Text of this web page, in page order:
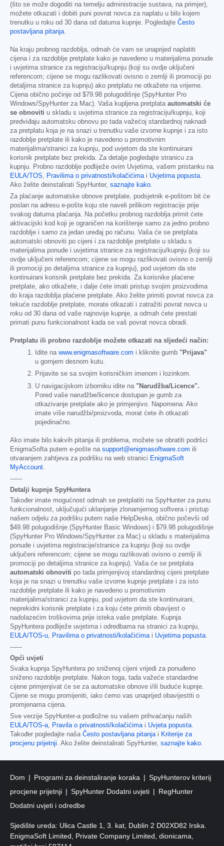
(što se može dogoditi na temelju administracije sustava, na primjer),
možete otkazati i dobiti puni povrat novca za naplatu u bilo kojem
trenutku u roku od 30 dana od datuma kupnje. Pogledajte Često
postavljana pitanja.
Na kraju probnog razdoblja, odmah će vam se unaprijed naplatiti
cijena i za razdoblje pretplate kako je navedeno u materijalima ponude
i uvjetima stranice za registraciju/kupnju (koji su ovdje uključeni
referencom; cijene se mogu razlikovati ovisno o zemlji ili promociji po
detaljima stranice za kupnju) ako pretplatu ne otkažete na vrijeme.
Cijena obično počinje od $79.98 polugodišnje (SpyHunter Pro
Windows/SpyHunter za Mac). Vaša kupljena pretplata automatski će
se obnoviti u skladu s uvjetima stranice za registraciju/kupnju, koji
predviđaju automatsku obnovu po tada važećoj standardnoj naknadi
za pretplatu koja je na snazi u trenutku vaše izvorne kupnje i za isto
razdoblje pretplate ili kako je navedeno u promotivnim
materijalima/stranici za kupnju, pod uvjetom da ste kontinuirani
korisnik pretplate bez prekida. Za detalje pogledajte stranicu za
kupnju. Probno razdoblje podliježe ovim Uvjetima, vašem pristanku na
EULA/TOS, Pravilima o privatnosti/kolačićimai Uvjetima popusta.
Ako želite deinstalirati SpyHunter, saznajte kako.
Za plaćanje automatske obnove pretplate, podsjetnik e-poštom bit će
poslan na adresu e-pošte koju ste naveli prilikom registracije prije
svakog datuma plaćanja. Na početku probnog razdoblja primit ćete
aktivacijski kod koji je ograničen na korištenje samo za jedno probno
razdoblje i samo za jedan uređaj po računu. Vaša će se pretplata
automatski obnoviti po cijeni i za razdoblje pretplate u skladu s
materijalima ponude i uvjetima stranice za registraciju/kupnju (koji su
ovdje uključeni referencom; cijene se mogu razlikovati ovisno o zemlji
ili promociji po detaljima stranice za kupnju), pod uvjetom da ste
kontinuirani korisnik pretplate bez prekida. Za korisnike plaćene
pretplate, ako otkažete, i dalje ćete imati pristup svojim proizvodima
do kraja razdoblja plaćene pretplate. Ako želite primiti povrat novca za
tekuće razdoblje pretplate, morate otkazati i zatražiti povrat novca u
roku od 30 dana od vaše najnovije kupnje, a odmah ćete prestati
primati punu funkcionalnost kada se vaš povrat novca obradi.
Pretplatu ili probno razdoblje možete otkazati na sljedeći način:
Idite na www.enigmasoftware.com i kliknite gumb "Prijava"
u gornjem desnom kutu.
Prijavite se sa svojim korisničkim imenom i lozinkom.
U navigacijskom izborniku idite na "Narudžba/Licence".
Pored vaše narudžbe/licence dostupan je gumb za
otkazivanje pretplate ako je primjenjivo. Napomena: Ako
imate više narudžbi/proizvoda, morat ćete ih otkazati
pojedinačno.
Ako imate bilo kakvih pitanja ili problema, možete se obratiti podršci
EnigmaSofta putem e-pošte na support@enigmasoftware.com ili
otvaranjem zahtjeva za podršku na web stranici EnigmaSoft
MyAccount
------
Detalji kupnje SpyHuntera
Također imate mogućnost odmah se pretplatiti na SpyHunter za punu
funkcionalnost, uključujući uklanjanje zlonamjernog softvera i pristup
našem odjelu za podršku putem naše HelpDeska, obično počevši od
$49.98 polugodišnje (SpyHunter Basic Windows) i $79.98 polugodišnje
(SpyHunter Pro Windows/SpyHunter za Mac) u skladu s materijalima
ponude i uvjetima registracije/stranice za kupnju (koji su ovdje
uključeni referencom; cijene se mogu razlikovati ovisno o zemlji ili
promociji po detaljima stranice za kupnju). Vaša će se pretplata
automatski obnoviti po tada primjenjivoj standardnoj cijeni pretplate
koja je na snazi u trenutku vaše izvorne kupnje pretplate i za isto
razdoblje pretplate ili kako je navedeno u promotivnim
materijalima/stranici za kupnju, pod uvjetom da ste kontinuirani,
neprekidni korisnik pretplate i za koju ćete primiti obavijest o
nadolazećim troškovima prije isteka vaše pretplate. Kupnja
SpyHuntera podliježe uvjetima i odredbama na stranici za kupnju,
EULA/TOS-u
Pravilima o privatnosti/kolačićima i Uvjetima popusta
------
Opći uvjeti
Svaka kupnja SpyHuntera po sniženoj cijeni vrijedi za ponuđeno
sniženo razdoblje pretplate. Nakon toga, tada važeće standardne
cijene primjenjivat će se za automatske obnove i/ili buduće kupnje.
Cijene se mogu promijeniti, iako ćemo vas unaprijed obavijestiti o
promjenama cijena.
Sve verzije SpyHunter-a podložne su vašem prihvaćanju naših
EULA/TOS-a
Pravila o privatnosti/kolačićima i Uvjeta popusta
Također pogledajte naša Često postavljana pitanja i Kriterije za
procjenu prijetnji . Ako želite deinstalirati SpyHunter, saznajte kako
Dom Programi za deinstaliranje koraka
SpyHunterov kriterij
procjene prijetnji
SpyHunter Dodatni uvjeti
RegHunter
Dodatni uvjeti i odredbe
Sjedište ureda: Ulica Castle 1, 3. kat, Dublin 2 D02XD82 Irska.
EnigmaSoft Limited, Private Company Limited, dionicama,